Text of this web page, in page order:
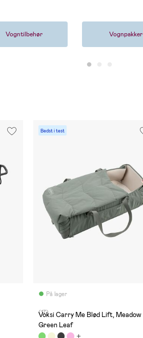
Vogntilbehør Vognpakker
Bedst i test
På lager
(17)
Voksi Carry Me Blød Lift, Meadow
Green Leaf